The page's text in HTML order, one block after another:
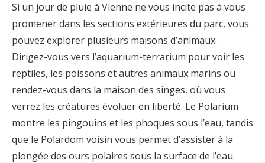
Si un jour de pluie à Vienne ne vous incite pas à vous
promener dans les sections extérieures du parc, vous
pouvez explorer plusieurs maisons d’animaux.
Dirigez-vous vers l’aquarium-terrarium pour voir les
reptiles, les poissons et autres animaux marins ou
rendez-vous dans la maison des singes, où vous
verrez les créatures évoluer en liberté. Le Polarium
montre les pingouins et les phoques sous l’eau, tandis
que le Polardom voisin vous permet d’assister à la
plongée des ours polaires sous la surface de l’eau.